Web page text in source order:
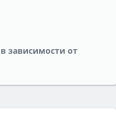
зависимости от